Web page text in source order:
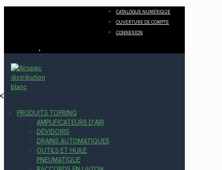
CATALOGUE NUMÉRIQUE
OUVERTURE DE COMPTE
CONNEXION
PRODUITS TOPRING
AMPLIFICATEURS D’AIR
DÉVIDOIRS
DRAINS AUTOMATIQUES
OUTILS ET HUILE
PNEUMATIQUE